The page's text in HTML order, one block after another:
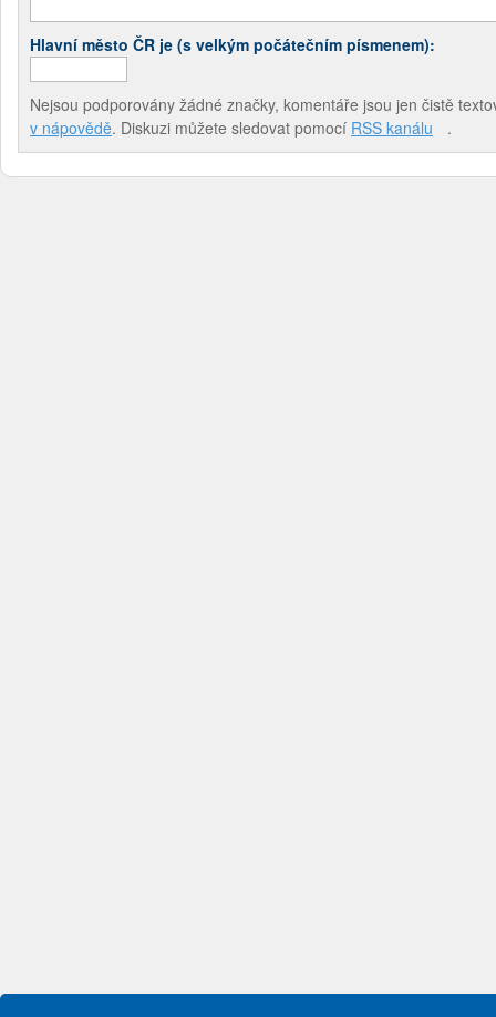
Hlavní město ČR je (s velkým počátečním písmenem):
Nejsou podporovány žádné značky, komentáře jsou jen čistě
v nápovědě. Diskuzi můžete sledovat pomocí RSS kanálu .